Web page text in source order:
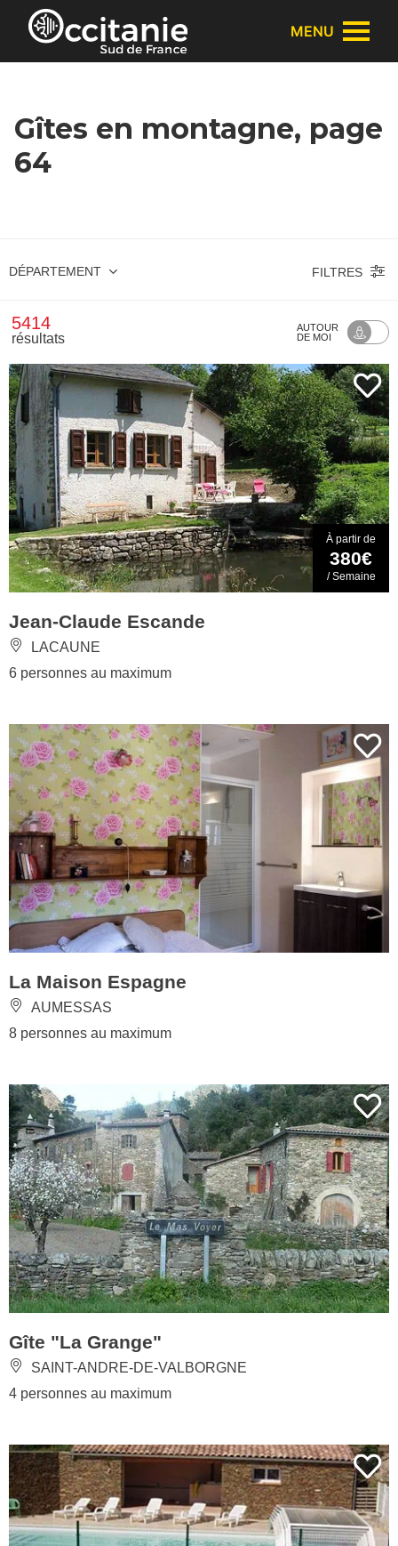
Panneau de gestion des cookies
MENU
Gîtes en montagne, page
64
DÉPARTEMENT FILTRES
5414
résultats
AUTOUR
DE MOI
À partir de
380€
/ Semaine
Jean-Claude Escande
LACAUNE
6 personnes au maximum
La Maison Espagne
AUMESSAS
8 personnes au maximum
Gîte "La Grange"
SAINT-ANDRE-DE-VALBORGNE
4 personnes au maximum